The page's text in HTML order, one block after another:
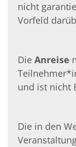
nicht
Vorfeld
Die Anreise
und ist nicht
Die in den